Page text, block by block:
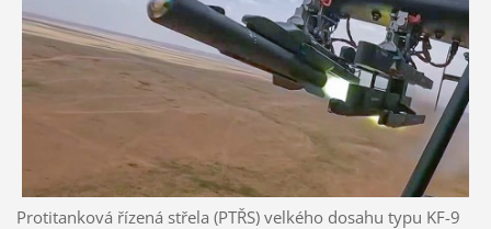
Protitanková řízená střela (PTŘS) velkého dosahu typu KF-9